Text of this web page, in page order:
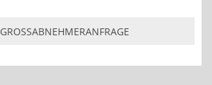
GROSSABNEHMERANFRAGE